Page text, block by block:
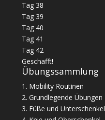
Tag 38
Tag 39
Tag 40
Tag 41
Tag 42
Geschafft!
Übungssammlung
1. Mobility Routinen
2. Grundlegende Übungen
3. Füße und Unterschenkel